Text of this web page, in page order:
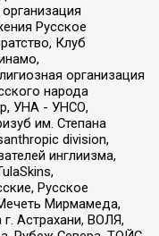
Русское
Клуб
организация
народа
УНА - УНСО,
им. Степана
division,
инглиизма,
Русское
Мирмамеда,
Астрахани, ВОЛЯ,